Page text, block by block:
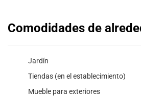
Comodidades de
Jardín
Tiendas (en el establecimiento)
Mueble para exteriores